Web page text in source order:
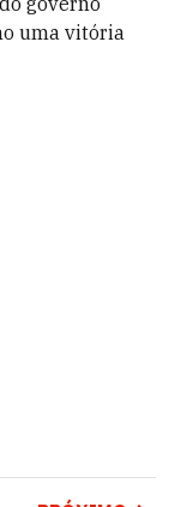
uma vitória